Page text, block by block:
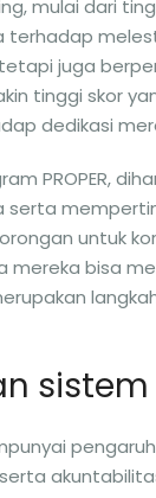
mulai dari
juga
tinggi skor
dedikasi
PROPER,
serta
untuk
mereka bisa
sistem